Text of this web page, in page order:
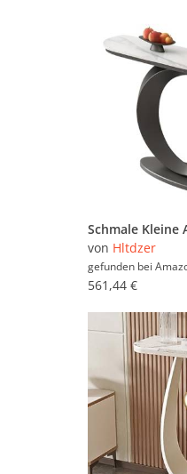
von Hltdzer
gefunden bei
561,44 €